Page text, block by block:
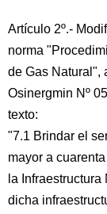
Artículo 2º.-
norma
de Gas Natural",
Osinergmin Nº
texto:
"7.1 Brindar el
mayor a
la
dicha